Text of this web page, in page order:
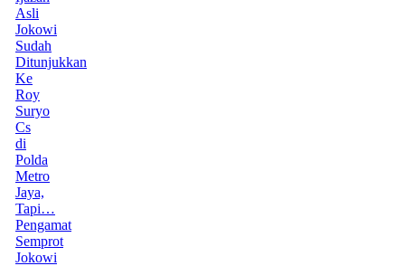
Asli
Jokowi
Sudah
Ditunjukkan
Ke
Roy
Suryo
Cs
di
Polda
Metro
Jaya,
Tapi…
Pengamat
Semprot
Jokowi